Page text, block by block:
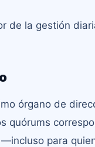
de la gestión
órgano de
quórums
para